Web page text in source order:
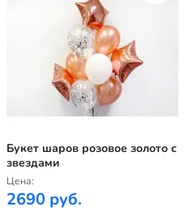
Букет шаров розовое золото с
звездами
Цена:
2690 руб.